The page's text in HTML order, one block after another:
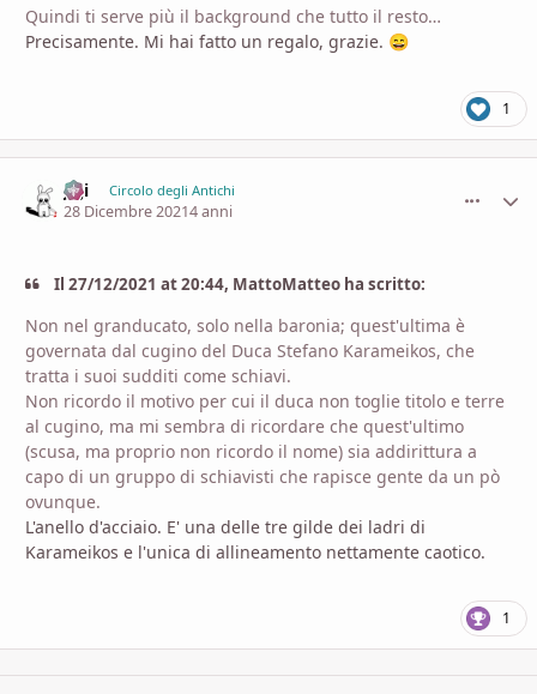
Quindi ti serve più il background che tutto il resto…
Precisamente. Mi hai fatto un regalo, grazie. 😄
1
Ji ji Circolo degli Antichi
28 Dicembre 20214 anni
Il 27/12/2021 at 20:44, MattoMatteo ha scritto:
Non nel granducato, solo nella baronia; quest'ultima è
governata dal cugino del Duca Stefano Karameikos, che
tratta i suoi sudditi come schiavi.
Non ricordo il motivo per cui il duca non toglie titolo e terre
al cugino, ma mi sembra di ricordare che quest'ultimo
(scusa, ma proprio non ricordo il nome) sia addirittura a
capo di un gruppo di schiavisti che rapisce gente da un pò
ovunque.
L'anello d'acciaio. E' una delle tre gilde dei ladri di
Karameikos e l'unica di allineamento nettamente caotico.
1